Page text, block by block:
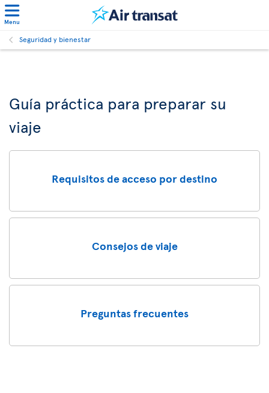
Menu
Seguridad y bienestar
Guía práctica para preparar su
viaje
Requisitos de acceso por destino
Consejos de viaje
Preguntas frecuentes